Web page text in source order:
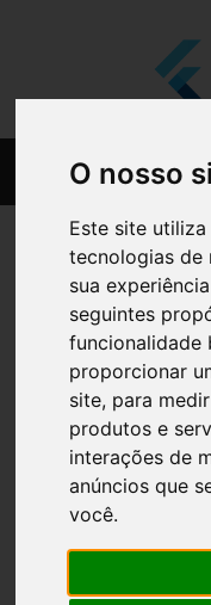
O nosso
Este site
tecnologias de
sua
seguintes
funcionalidade
proporcionar
site, para
produtos e
interações de
anúncios que
você.